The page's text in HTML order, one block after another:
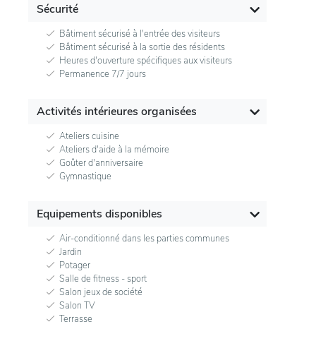
Sécurité
Bâtiment sécurisé à l'entrée des visiteurs
Bâtiment sécurisé à la sortie des résidents
Heures d'ouverture spécifiques aux visiteurs
Permanence 7/7 jours
Activités intérieures organisées
Ateliers cuisine
Ateliers d'aide à la mémoire
Goûter d'anniversaire
Gymnastique
Equipements disponibles
Air-conditionné dans les parties communes
Jardin
Potager
Salle de fitness - sport
Salon jeux de société
Salon TV
Terrasse